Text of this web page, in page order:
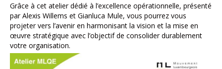
Grâce à cet atelier dédié à l’excellence opérationnelle, présenté
par Alexis Willems et Gianluca Mule, vous pourrez vous
projeter vers l’avenir en harmonisant la vision et la mise en
œuvre stratégique avec l’objectif de consolider durablement
votre organisation.